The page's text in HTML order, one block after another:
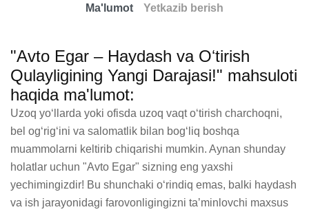
Ma'lumot Yetkazib berish
"Avto Egar – Haydash va Oʻtirish
Qulayligining Yangi Darajasi!" mahsuloti
haqida ma'lumot:
Uzoq yoʻllarda yoki ofisda uzoq vaqt oʻtirish charchoqni,
bel ogʻrigʻini va salomatlik bilan bogʻliq boshqa
muammolarni keltirib chiqarishi mumkin. Aynan shunday
holatlar uchun "Avto Egar" sizning eng yaxshi
yechimingizdir! Bu shunchaki oʻrindiq emas, balki haydash
va ish jarayonidagi farovonligingizni taʼminlovchi maxsus